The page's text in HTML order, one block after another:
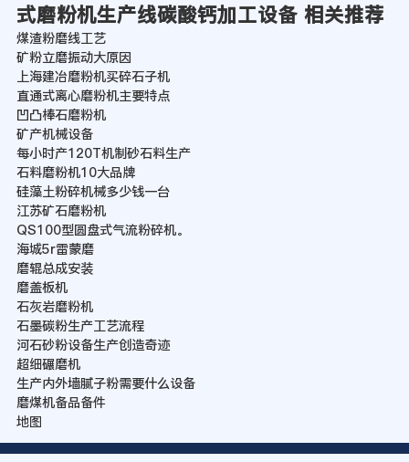
式磨粉机生产线碳酸钙加工设备 相关推荐
煤渣粉磨线工艺
矿粉立磨振动大原因
上海建冶磨粉机买碎石子机
直通式离心磨粉机主要特点
凹凸棒石磨粉机
矿产机械设备
每小时产120T机制砂石料生产
石料磨粉机10大品牌
硅藻土粉碎机械多少钱一台
江苏矿石磨粉机
QS100型圆盘式气流粉碎机。
海城5r雷蒙磨
磨辊总成安装
磨盖板机
石灰岩磨粉机
石墨碳粉生产工艺流程
河石砂粉设备生产创造奇迹
超细碾磨机
生产内外墙腻子粉需要什么设备
磨煤机备品备件
地图